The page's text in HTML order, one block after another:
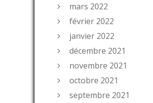
mars 2022
février 2022
janvier 2022
décembre 2021
novembre 2021
octobre 2021
septembre 2021